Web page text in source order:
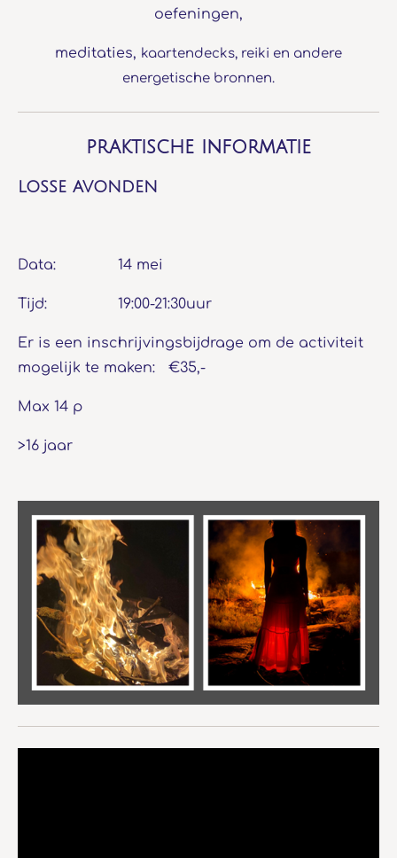
oefeningen,
meditaties, kaartendecks, reiki en andere
energetische bronnen.
praktische informatie
losse avonden
Data: 14 mei
Tijd: 19:00-21:30uur
Er is een inschrijvingsbijdrage om de activiteit
mogelijk te maken: €35,-
Max 14 p
>16 jaar